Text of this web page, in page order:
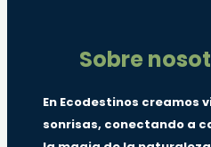
Sobre
En Ecodestinos creamos
sonrisas, conectando a